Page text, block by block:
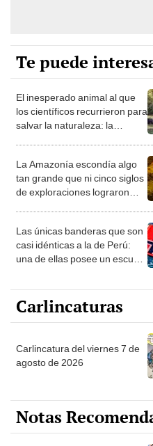
Te puede
El inesperado animal al que
los científicos recurrieron para
salvar la naturaleza: la
desierto en un paisaje con
más vida
La Amazonía escondía algo
tan grande que ni cinco siglos
de exploraciones lograron
sabía sobre su pasado
Las únicas banderas que son
casi idénticas a la de Perú:
una de ellas posee un escudo
Carlincaturas
Carlincatura del viernes 7 de
agosto de 2026
Notas